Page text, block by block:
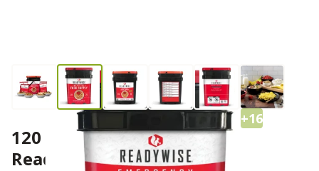
+16
120 Tage Notration Frühstück
ReadyWise